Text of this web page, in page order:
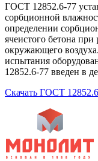
ГОСТ 12852.6-77
сорбционной
определении
ячеистого бетона
окружающего
испытания
12852.6-77 введен в
Скачать ГОСТ